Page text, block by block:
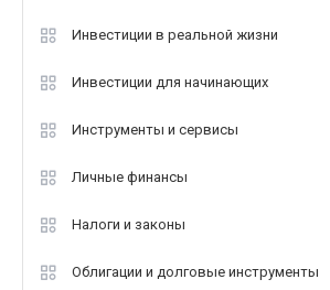
Инвестиции в реальной жизни
Инвестиции для начинающих
Инструменты и сервисы
Личные финансы
Налоги и законы
Облигации и долговые инструменты